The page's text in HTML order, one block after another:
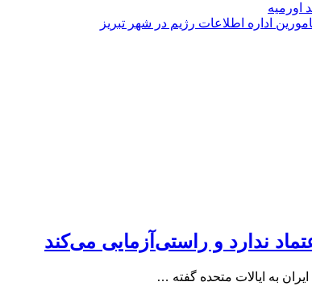
اداره اطلاعات رژیم در شهر تبریز
ندارد و راستی‌آزمایی می‌کند
به ایالات متحده گفته …